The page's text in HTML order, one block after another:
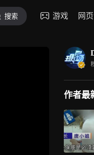
搜索 游戏 网
作者最